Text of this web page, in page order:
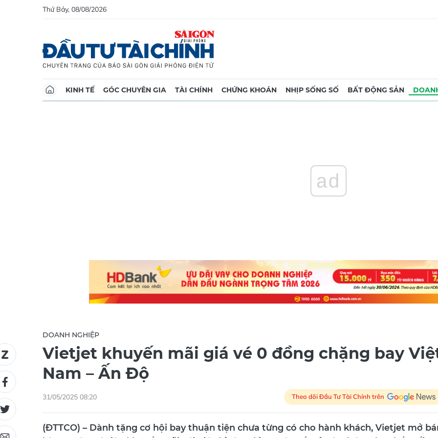
Thứ Bảy, 08/08/2026
KINH TẾ GÓC CHUYÊN GIA TÀI CHÍNH CHỨNG KHOÁN NHỊP SỐNG SỐ BẤT ĐỘNG SẢN
ad
DOANH NGHIỆP
Vietjet khuyến mãi giá vé 0 đồng chặng bay
Nam – Ấn Độ
31/05/2025 08:20 Theo dõi Đầu Tư Tài Chính trên
(ĐTTCO) – Dành tặng cơ hội bay thuận tiện chưa từng có cho hành khách, Vietjet mở